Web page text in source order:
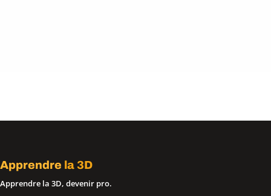
Apprendre la 3D
Apprendre la 3D, devenir pro.